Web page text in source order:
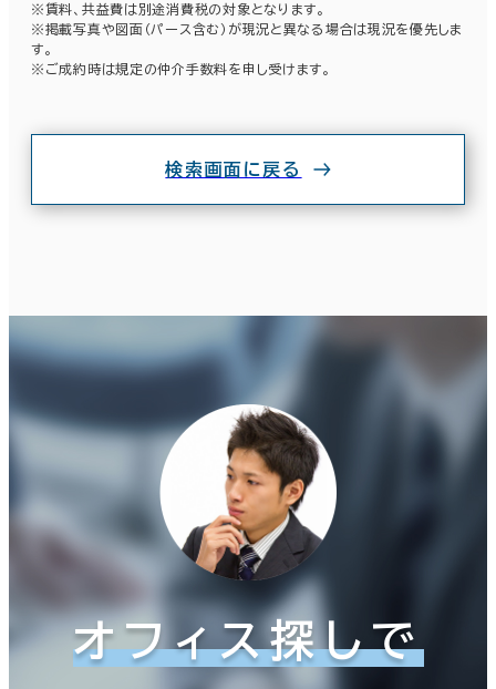
※賃料、共益費は別途消費税の対象となります。
※掲載写真や図面（パース含む）が現況と異なる場合は現況を優先しま
す。
※ご成約時は規定の仲介手数料を申し受けます。
検索画面に戻る
オフィス探しで
条件で絞り込む
現在の条件
～